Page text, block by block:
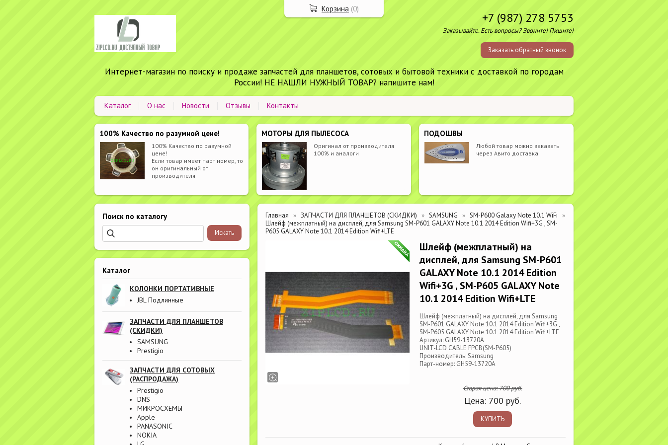
+7 (987) 278 5753
Заказывайте. Есть вопросы? Звоните! Пишите!
Заказать обратный звонок
Интернет-магазин по поиску и продаже запчастей для планшетов, сотовых и бытовой техники с доставкой по городам
России! НЕ НАШЛИ НУЖНЫЙ ТОВАР? напишите нам!
Каталог О нас Новости Отзывы Контакты
100% Качество по разумной цене!
100% Качество по разумной
цене!
Если товар имеет парт номер, то
он оригинальный от
производителя
МОТОРЫ ДЛЯ ПЫЛЕСОСА
Оригинал от производителя
100% и аналоги
ПОДОШВЫ
Любой товар можно заказать
через Авито доставка
Поиск по каталогу
Каталог
КОЛОНКИ ПОРТАТИВНЫЕ
JBL Подлинные
ЗАПЧАСТИ ДЛЯ ПЛАНШЕТОВ
(СКИДКИ)
SAMSUNG
Prestigio
ЗАПЧАСТИ ДЛЯ СОТОВЫХ
(РАСПРОДАЖА)
Prestigio
DNS
МИКРОСХЕМЫ
Apple
PANASONIC
NOKIA
Главная ЗАПЧАСТИ ДЛЯ ПЛАНШЕТОВ (СКИДКИ) SAMSUNG
SM-P600 Galaxy Note 10.1 WiFi
Шлейф (межплатный) на дисплей, для Samsung SM-P601 GALAXY Note 10.1 2014 Edition Wifi+3G , SM-
P605 GALAXY Note 10.1 2014 Edition Wifi+LTE
Шлейф (межплатный) на
дисплей, для Samsung SM-P601
GALAXY Note 10.1 2014 Edition
Wifi+3G , SM-P605 GALAXY Note
10.1 2014 Edition Wifi+LTE
Шлейф (межплатный) на дисплей, для Samsung
SM-P601 GALAXY Note 10.1 2014 Edition Wifi+3G ,
SM-P605 GALAXY Note 10.1 2014 Edition Wifi+LTE
Артикул: GH59-13720A
UNIT-LCD CABLE FPCB(SM-P605)
Производитель: Samsung
Парт-номер: GH59-13720A
Старая цена:700руб.
Цена: 700 руб.
КУПИТЬ
Корзина (0)